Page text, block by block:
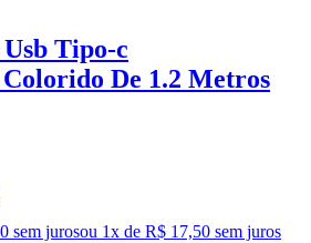
Usb Tipo-c
De 1.2 Metros
sem jurosou 1x de R$ 17,50 sem juros